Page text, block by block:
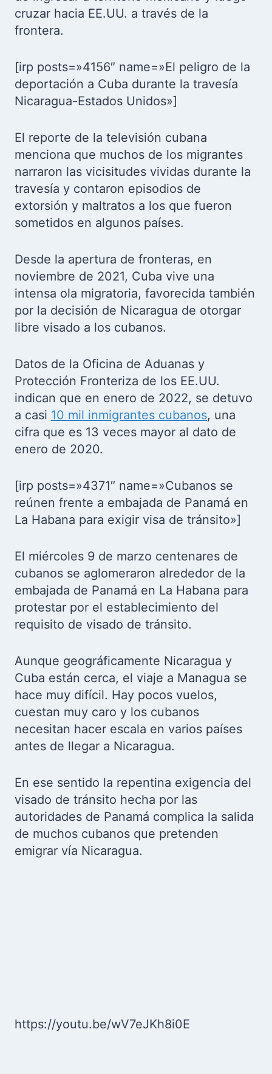
cruzar hacia EE.UU. a través de la
frontera.
[irp posts=»4156″ name=»El peligro de la
deportación a Cuba durante la travesía
Nicaragua-Estados Unidos»]
El reporte de la televisión cubana
menciona que muchos de los migrantes
narraron las vicisitudes vividas durante la
travesía y contaron episodios de
extorsión y maltratos a los que fueron
sometidos en algunos países.
Desde la apertura de fronteras, en
noviembre de 2021, Cuba vive una
intensa ola migratoria, favorecida también
por la decisión de Nicaragua de otorgar
libre visado a los cubanos.
Datos de la Oficina de Aduanas y
Protección Fronteriza de los EE.UU.
indican que en enero de 2022, se detuvo
a casi 10 mil inmigrantes cubanos, una
cifra que es 13 veces mayor al dato de
enero de 2020.
[irp posts=»4371″ name=»Cubanos se
reúnen frente a embajada de Panamá en
La Habana para exigir visa de tránsito»]
El miércoles 9 de marzo centenares de
cubanos se aglomeraron alrededor de la
embajada de Panamá en La Habana para
protestar por el establecimiento del
requisito de visado de tránsito.
Aunque geográficamente Nicaragua y
Cuba están cerca, el viaje a Managua se
hace muy difícil. Hay pocos vuelos,
cuestan muy caro y los cubanos
necesitan hacer escala en varios países
antes de llegar a Nicaragua.
En ese sentido la repentina exigencia del
visado de tránsito hecha por las
autoridades de Panamá complica la salida
de muchos cubanos que pretenden
emigrar vía Nicaragua.
https://youtu.be/wV7eJKh8i0E